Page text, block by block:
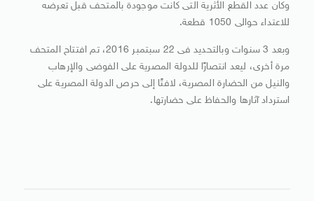
وكان عدد القطع الأثرية التى كانت موجودة بالمتحف قبل تعرضه
للاعتداء حوالى 1050 قطعة.
وبعد 3 سنوات وبالتحديد فى 22 سبتمبر 2016، تم افتتاح المتحف
مرة أخرى، ليعد انتصارًا للدولة المصرية على الفوضى والإرهاب
والنيل من الحضارة المصرية، لافتًا إلى حرص الدولة المصرية على
استرداد آثارها والحفاظ على حضارتها.